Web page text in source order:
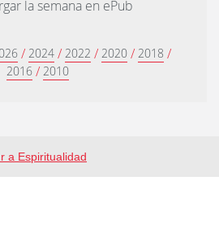
la semana en ePub
/ 2024 / 2022 / 2020 / 2018 /
2016 / 2010
a Espiritualidad